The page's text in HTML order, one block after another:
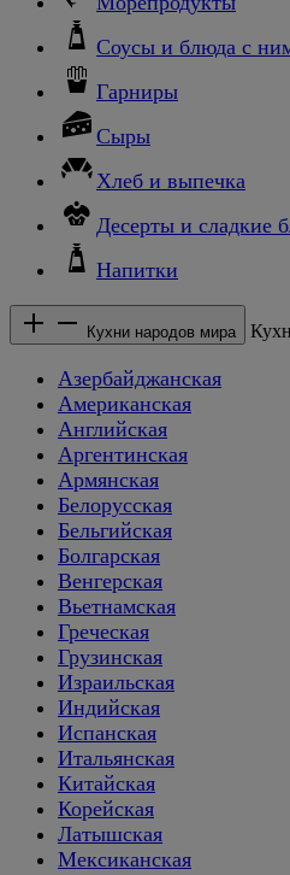
Соусы и блюда с
Гарниры
Сыры
Хлеб и выпечка
Десерты и сладкие
Напитки
Кухни народов мира
Азербайджанская
Американская
Английская
Аргентинская
Армянская
Белорусская
Бельгийская
Болгарская
Венгерская
Вьетнамская
Греческая
Грузинская
Израильская
Индийская
Испанская
Итальянская
Китайская
Корейская
Латышская
Мексиканская